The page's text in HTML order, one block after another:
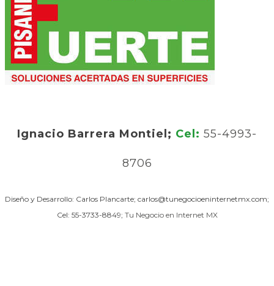
Ignacio Barrera Montiel; Cel: 55-4993-
8706
Diseño y Desarrollo: Carlos Plancarte; carlos@tunegocioeninternetmx.com;
Cel: 55-3733-8849; Tu Negocio en Internet MX